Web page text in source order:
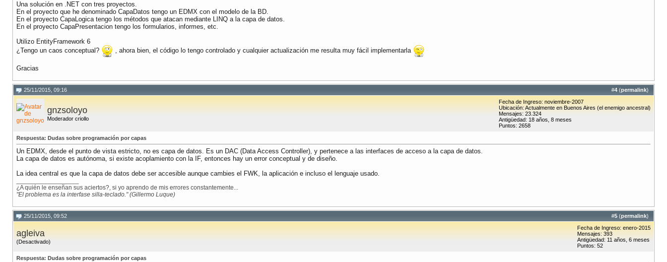
Una solución en .NET con tres proyectos.
En el proyecto que he denominado CapaDatos tengo un EDMX con el modelo de la BD.
En el proyecto CapaLogica tengo los métodos que atacan mediante LINQ a la capa de datos.
En el proyecto CapaPresentacion tengo los formularios, informes, etc.
Utilizo EntityFramework 6
¿Tengo un caos conceptual?
, ahora bien, el código lo tengo controlado y cualquier actualización me resulta muy fácil implementarla
Gracias
#4 (permalink)
25/11/2015, 09:16
gnzsoloyo
Moderador criollo
Fecha de Ingreso: noviembre-2007
Ubicación: Actualmente en Buenos Aires (el enemigo ancestral)
Mensajes: 23.324
Antigüedad: 18 años, 8 meses
Puntos: 2658
Respuesta: Dudas sobre programación por capas
Un EDMX, desde el punto de vista estricto, no es capa de datos. Es un DAC (Data Access Controller), y pertenece a las interfaces de acceso a la capa de datos.
La capa de datos es autónoma, si existe acoplamiento con la IF, entonces hay un error conceptual y de diseño.
La idea central es que la capa de datos debe ser accesible aunque cambies el FWK, la aplicación e incluso el lenguaje usado.
¿A quién le enseñan sus aciertos?, si yo aprendo de mis errores constantemente...
"El problema es la interfase silla-teclado." (Gillermo Luque)
#5 (permalink)
25/11/2015, 09:52
agleiva
(Desactivado)
Fecha de Ingreso: enero-2015
Mensajes: 393
Antigüedad: 11 años, 6 meses
Puntos: 52
Respuesta: Dudas sobre programación por capas